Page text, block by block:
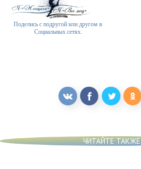
Поделись с подругой или другом в
Социальных сетях.
ЧИТАЙТЕ ТАКЖЕ